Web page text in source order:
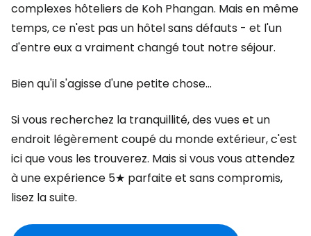
complexes hôteliers de Koh Phangan. Mais en même
temps, ce n'est pas un hôtel sans défauts - et l'un
d'entre eux a vraiment changé tout notre séjour.
Bien qu'il s'agisse d'une petite chose...
Si vous recherchez la tranquillité, des vues et un
endroit légèrement coupé du monde extérieur, c'est
ici que vous les trouverez. Mais si vous vous attendez
à une expérience 5★ parfaite et sans compromis,
lisez la suite.